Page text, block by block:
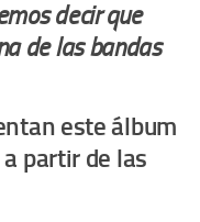
decir que
de las bandas
este álbum
partir de las